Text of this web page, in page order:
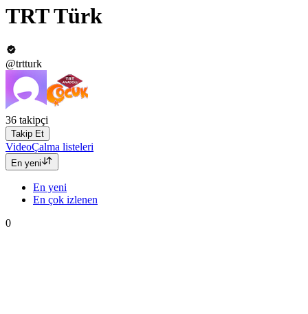
TRT Türk
@trtturk
36 takipçi
Takip Et
VideoÇalma listeleri
En yeni
En yeni
En çok izlenen
0